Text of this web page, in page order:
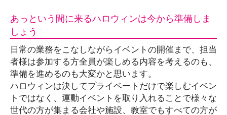
あっという間に来るハロウィンは今から準備しま
しょう
日常の業務をこなしながらイベントの開催まで、担当
者様は参加する方全員が楽しめる内容を考えるのも、
準備を進めるのも大変かと思います。
ハロウィンは決してプライベートだけで楽しむイベン
トではなく、運動イベントを取り入れることで様々な
世代の方が集まる会社や施設、教室でもすべての方が